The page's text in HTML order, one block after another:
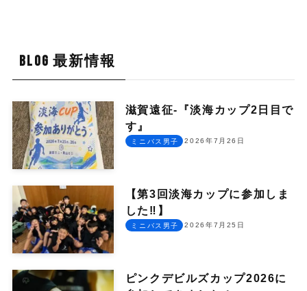
BLOG 最新情報
滋賀遠征-『淡海カップ2日目で
す』
2026年7月26日
ミニバス男子
【第3回淡海カップに参加しま
した‼︎】
2026年7月25日
ミニバス男子
ピンクデビルズカップ2026に